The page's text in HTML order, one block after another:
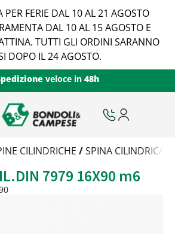
PER FERIE DAL 10 AL 21 AGOSTO
DAL 10 AL 15 AGOSTO E
TUTTI GLI ORDINI SARANNO
DOPO IL 24 AGOSTO.
veloce in 48h
CILINDRICHE /SPINA CILINDRICA
7979 16X90 m6